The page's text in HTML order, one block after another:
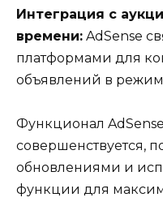
Интеграция с
времени: AdSense
платформами для
объявлений в
Функционал
совершенствуется,
обновлениями и
функции для